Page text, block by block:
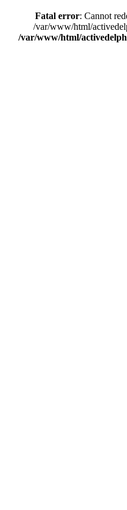
Fatal error: Cannot
/var/www/html/
/var/www/html/